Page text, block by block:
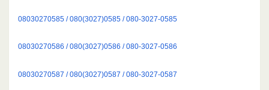
08030270585 / 080(3027)0585 / 080-3027-0585
08030270586 / 080(3027)0586 / 080-3027-0586
08030270587 / 080(3027)0587 / 080-3027-0587